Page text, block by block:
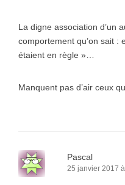
La digne association d’un
comportement qu’on sait :
étaient en règle »…
Manquent pas d’air ceux
Pascal
25 janvier 2017